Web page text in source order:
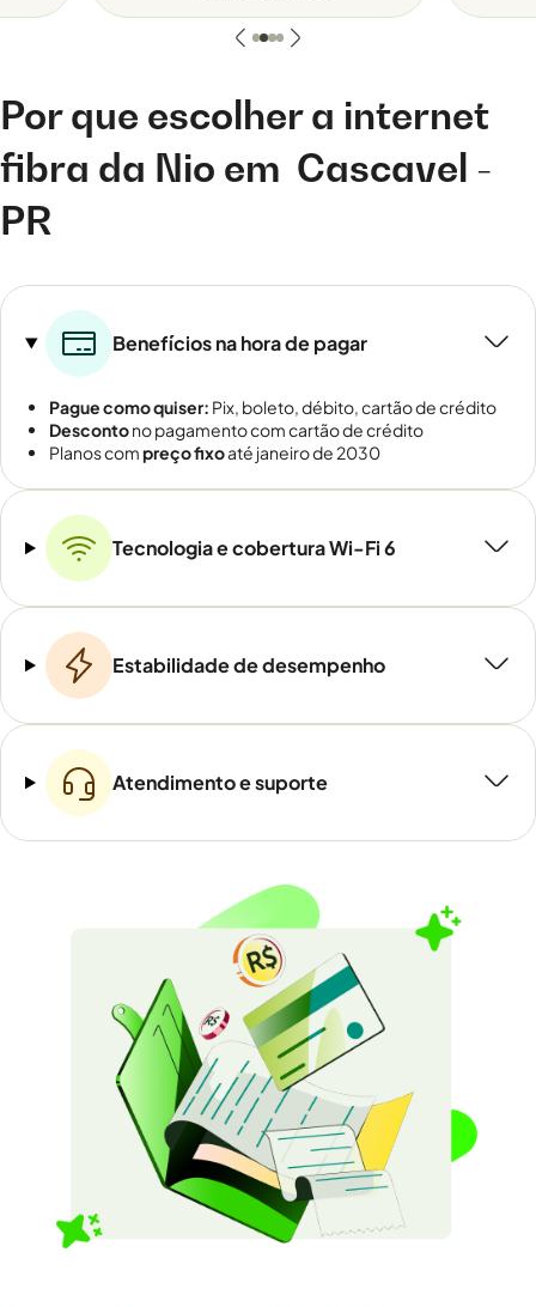
Por que escolher a internet
fibra da Nio em Cascavel -
PR
Benefícios na hora de pagar
Pague como quiser: Pix, boleto, débito, cartão de crédito
Descontono pagamento com cartão de crédito
Planos compreço fixoaté janeiro de 2030
Tecnologia e cobertura Wi-Fi 6
Estabilidade de desempenho
Atendimento e suporte